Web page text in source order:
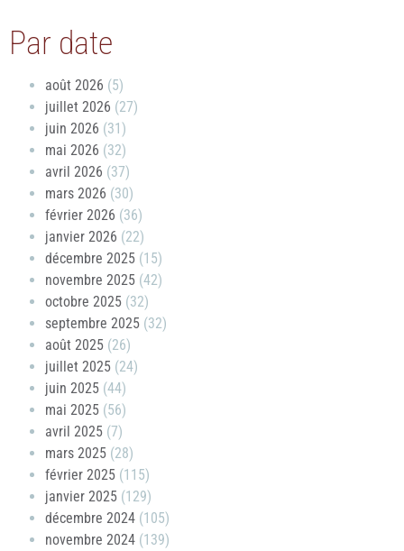
Par date
août 2026 (5)
juillet 2026 (27)
juin 2026 (31)
mai 2026 (32)
avril 2026 (37)
mars 2026 (30)
février 2026 (36)
janvier 2026 (22)
décembre 2025 (15)
novembre 2025 (42)
octobre 2025 (32)
septembre 2025 (32)
août 2025 (26)
juillet 2025 (24)
juin 2025 (44)
mai 2025 (56)
avril 2025 (7)
mars 2025 (28)
février 2025 (115)
janvier 2025 (129)
décembre 2024 (105)
novembre 2024 (139)